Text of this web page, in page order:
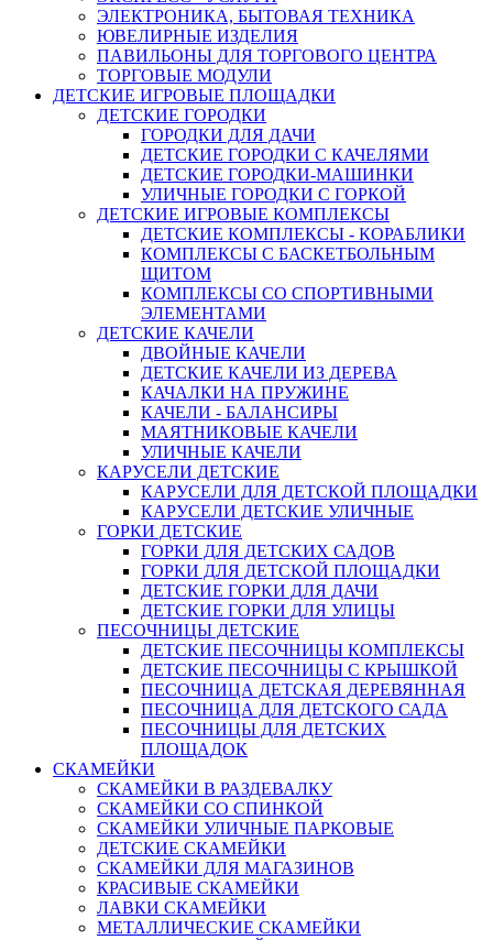
ЭЛЕКТРОНИКА, БЫТОВАЯ ТЕХНИКА
ЮВЕЛИРНЫЕ ИЗДЕЛИЯ
ПАВИЛЬОНЫ ДЛЯ ТОРГОВОГО ЦЕНТРА
ТОРГОВЫЕ МОДУЛИ
ДЕТСКИЕ ИГРОВЫЕ ПЛОЩАДКИ
ДЕТСКИЕ ГОРОДКИ
ГОРОДКИ ДЛЯ ДАЧИ
ДЕТСКИЕ ГОРОДКИ С КАЧЕЛЯМИ
ДЕТСКИЕ ГОРОДКИ-МАШИНКИ
УЛИЧНЫЕ ГОРОДКИ С ГОРКОЙ
ДЕТСКИЕ ИГРОВЫЕ КОМПЛЕКСЫ
ДЕТСКИЕ КОМПЛЕКСЫ - КОРАБЛИКИ
КОМПЛЕКСЫ С БАСКЕТБОЛЬНЫМ
ЩИТОМ
КОМПЛЕКСЫ СО СПОРТИВНЫМИ
ЭЛЕМЕНТАМИ
ДЕТСКИЕ КАЧЕЛИ
ДВОЙНЫЕ КАЧЕЛИ
ДЕТСКИЕ КАЧЕЛИ ИЗ ДЕРЕВА
КАЧАЛКИ НА ПРУЖИНЕ
КАЧЕЛИ - БАЛАНСИРЫ
МАЯТНИКОВЫЕ КАЧЕЛИ
УЛИЧНЫЕ КАЧЕЛИ
КАРУСЕЛИ ДЕТСКИЕ
КАРУСЕЛИ ДЛЯ ДЕТСКОЙ ПЛОЩАДКИ
КАРУСЕЛИ ДЕТСКИЕ УЛИЧНЫЕ
ГОРКИ ДЕТСКИЕ
ГОРКИ ДЛЯ ДЕТСКИХ САДОВ
ГОРКИ ДЛЯ ДЕТСКОЙ ПЛОЩАДКИ
ДЕТСКИЕ ГОРКИ ДЛЯ ДАЧИ
ДЕТСКИЕ ГОРКИ ДЛЯ УЛИЦЫ
ПЕСОЧНИЦЫ ДЕТСКИЕ
ДЕТСКИЕ ПЕСОЧНИЦЫ КОМПЛЕКСЫ
ДЕТСКИЕ ПЕСОЧНИЦЫ С КРЫШКОЙ
ПЕСОЧНИЦА ДЕТСКАЯ ДЕРЕВЯННАЯ
ПЕСОЧНИЦА ДЛЯ ДЕТСКОГО САДА
ПЕСОЧНИЦЫ ДЛЯ ДЕТСКИХ
ПЛОЩАДОК
СКАМЕЙКИ
СКАМЕЙКИ В РАЗДЕВАЛКУ
СКАМЕЙКИ СО СПИНКОЙ
СКАМЕЙКИ УЛИЧНЫЕ ПАРКОВЫЕ
ДЕТСКИЕ СКАМЕЙКИ
СКАМЕЙКИ ДЛЯ МАГАЗИНОВ
КРАСИВЫЕ СКАМЕЙКИ
ЛАВКИ СКАМЕЙКИ
МЕТАЛЛИЧЕСКИЕ СКАМЕЙКИ